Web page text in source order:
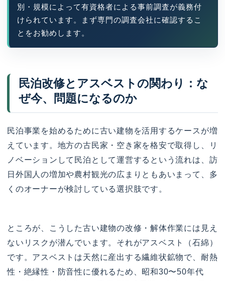
別・規模によって有資格者による事前調査が義務付
けられています。まず専門の調査会社に確認するこ
とをお勧めします。
民泊改修とアスベストの関わり：な
ぜ今、問題になるのか
民泊事業を始めるために古い建物を活用するケースが増
えています。地方の古民家・空き家を格安で取得し、リ
ノベーションして民泊として運営するという流れは、訪
日外国人の増加や農村観光の広まりともあいまって、多
くのオーナーが検討している選択肢です。
ところが、こうした古い建物の改修・解体作業には見え
ないリスクが潜んでいます。それがアスベスト（石綿）
です。アスベストは天然に産出する繊維状鉱物で、耐熱
性・絶縁性・防音性に優れるため、昭和30〜50年代